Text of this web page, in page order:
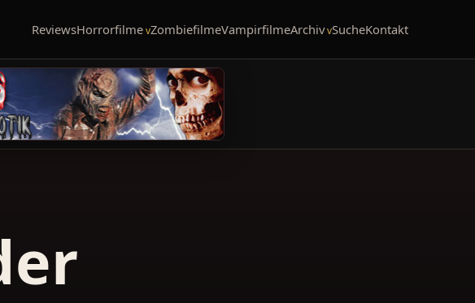
ReviewsHorrorfilme ZombiefilmeVampirfilmeArchiv SucheKontakt